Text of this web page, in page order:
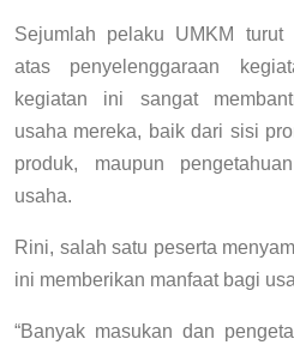
Sejumlah pelaku UMKM turut
atas penyelenggaraan
kegiatan ini sangat
usaha mereka, baik dari sisi
produk, maupun
usaha.
Rini, salah satu peserta
ini memberikan manfaat bagi
“Banyak masukan dan